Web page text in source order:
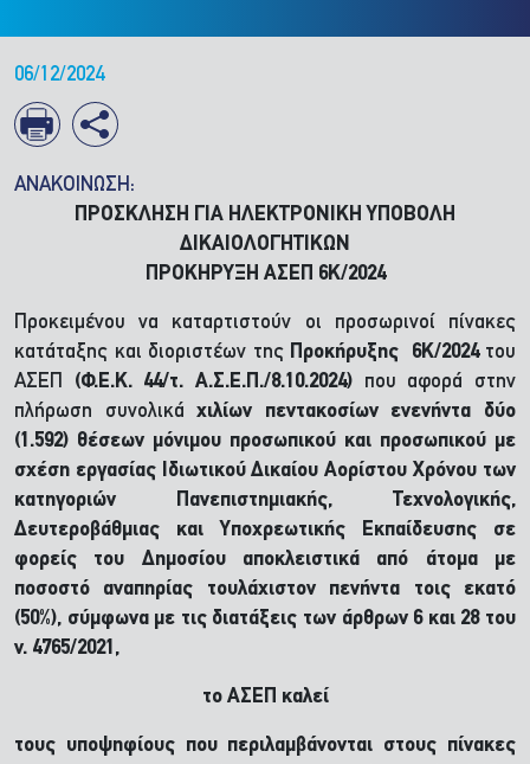
06/12/2024
ΑΝΑΚΟΙΝΩΣΗ:
ΠΡΟΣΚΛΗΣΗ ΓΙΑ ΗΛΕΚΤΡΟΝΙΚΗ ΥΠΟΒΟΛΗ
ΔΙΚΑΙΟΛΟΓΗΤΙΚΩΝ
ΠΡΟΚΗΡΥΞΗ ΑΣΕΠ 6Κ/2024
Προκειμένου να καταρτιστούν οι προσωρινοί πίνακες
κατάταξης και διοριστέων της Προκήρυξης 6Κ/2024του
ΑΣΕΠ (Φ.Ε.Κ. 44/τ. Α.Σ.Ε.Π./8.10.2024) που αφορά στην
πλήρωση συνολικάχιλίων πεντακοσίων ενενήντα δύο
(1.592) θέσεων μόνιμου προσωπικού και προσωπικού με
σχέση εργασίας Ιδιωτικού Δικαίου Αορίστου Χρόνου των
κατηγοριών Πανεπιστημιακής, Τεχνολογικής,
Δευτεροβάθμιας και Υποχρεωτικής Εκπαίδευσης σε
φορείς του Δημοσίου αποκλειστικά από άτομα με
ποσοστό αναπηρίας τουλάχιστον πενήντα τοις εκατό
(50%), σύμφωνα με τις διατάξεις των άρθρων 6 και 28 του
ν. 4765/2021,
το ΑΣΕΠ καλεί
τους υποψηφίους που περιλαμβάνονται στους πίνακες